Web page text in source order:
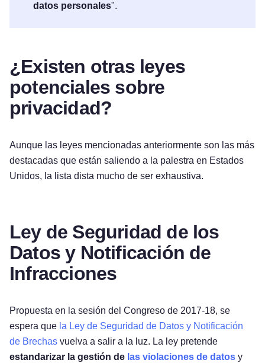
datos personales".
¿Existen otras leyes
potenciales sobre
privacidad?
Aunque las leyes mencionadas anteriormente son las más
destacadas que están saliendo a la palestra en Estados
Unidos, la lista dista mucho de ser exhaustiva.
Ley de Seguridad de los
Datos y Notificación de
Infracciones
Propuesta en la sesión del Congreso de 2017-18, se
espera que la Ley de Seguridad de Datos y Notificación
de Brechas vuelva a salir a la luz. La ley pretende
estandarizar la gestión de las violaciones de datos y